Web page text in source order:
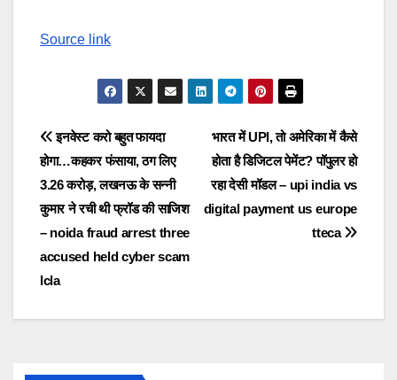
Source link
Post
navigation
भारत में UPI, तो अमेरिका में कैसे
होता है डिजिटल पेमेंट? पॉपुलर हो
रहा देसी मॉडल – upi india vs
digital payment us europe
tteca
इनवेस्ट करो बहुत फायदा
होगा…कहकर फंसाया, ठग लिए
3.26 करोड़, लखनऊ के सन्नी
कुमार ने रची थी फ्रॉड की साजिश
– noida fraud arrest three
accused held cyber scam
lcla